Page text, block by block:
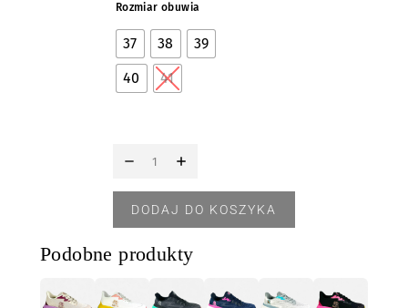
Rozmiar obuwia
37 38
39
40
41
DODAJ DO KOSZYKA
Podobne produkty